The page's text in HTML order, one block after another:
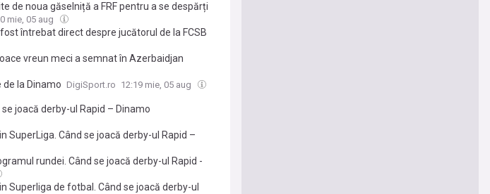
de noua găselniță a FRF pentru a se despărți
mie, 05 aug
întrebat direct despre jucătorul de la FCSB
vreun meci a semnat în Azerbaidjan
la Dinamo DigiSport.ro 12:19 mie, 05 aug
joacă derby-ul Rapid – Dinamo
SuperLiga. Când se joacă derby-ul Rapid –
rundei. Când se joacă derby-ul Rapid -
Superliga de fotbal. Când se joacă derby-ul